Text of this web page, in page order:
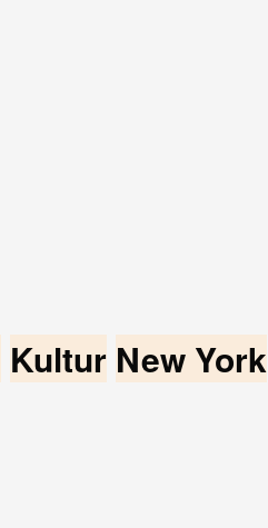
Kultur New York